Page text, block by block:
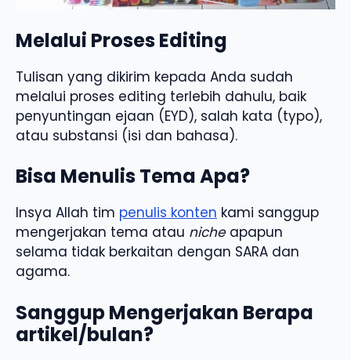
Melalui Proses Editing
Tulisan yang dikirim kepada Anda sudah
melalui proses editing terlebih dahulu, baik
penyuntingan ejaan (EYD), salah kata (typo),
atau substansi (isi dan bahasa).
Bisa Menulis Tema Apa?
Insya Allah tim penulis konten kami sanggup
mengerjakan tema atau nicheapapun
selama tidak berkaitan dengan SARA dan
agama.
Sanggup Mengerjakan Berapa
artikel/bulan?